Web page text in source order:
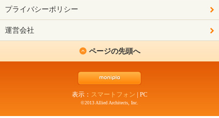
プライバシーポリシー
運営会社
ページの先頭へ
表示： スマートフォン | PC
©2013 Allied Architects, Inc.